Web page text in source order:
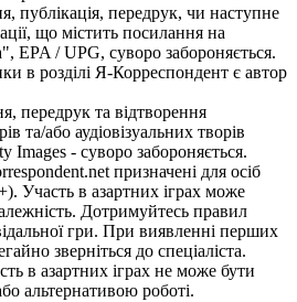
публікація, передрук, чи наступне
що містить посилання на
EPA / UPG, суворо забороняється.
в розділі Я-Корреспондент є автор
передрук та відтворення
та/або аудіовізуальних творів
Images - суворо забороняється.
призначені для осіб
Участь в азартних іграх може
Дотримуйтесь правил
гри. При виявленні перших
зверніться до спеціаліста.
в азартних іграх не може бути
альтернативою роботі.